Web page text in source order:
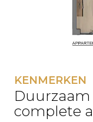
KENMERKEN
complete